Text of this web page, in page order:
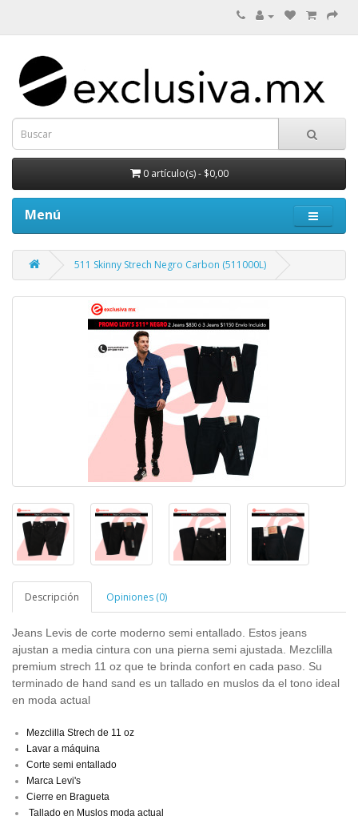
0 artículo(s) - $0,00
Menú
511 Skinny Strech Negro Carbon (511000L)
Descripción Opiniones (0)
Jeans Levis de corte moderno semi entallado. Estos jeans
ajustan a media cintura con una pierna semi ajustada. Mezclilla
premium strech 11 oz que te brinda confort en cada paso. Su
terminado de hand sand es un tallado en muslos da el tono ideal
en moda actual
Mezclilla Strech de 11 oz
Lavar a máquina
Corte semi entallado
Marca Levi's
Cierre en Bragueta
Tallado en Muslos moda actual